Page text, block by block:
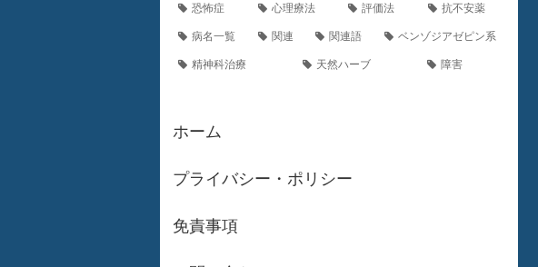
恐怖症 心理療法 評価法 抗不安薬
病名一覧 関連 関連語 ベンゾジアゼピン系
精神科治療 天然ハーブ 障害
ホーム
プライバシー・ポリシー
免責事項